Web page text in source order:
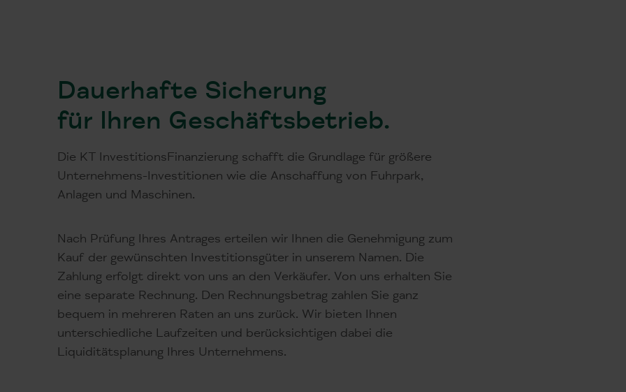
Dauerhafte Sicherung
für Ihren Geschäftsbetrieb.
Die KT InvestitionsFinanzierung schafft die Grundlage für größere
Unternehmens-Investitionen wie die Anschaffung von Fuhrpark,
Anlagen und Maschinen.
Nach Prüfung Ihres Antrages erteilen wir Ihnen die Genehmigung zum
Kauf der gewünschten Investitionsgüter in unserem Namen. Die
Zahlung erfolgt direkt von uns an den Verkäufer. Von uns erhalten Sie
eine separate Rechnung. Den Rechnungsbetrag zahlen Sie ganz
bequem in mehreren Raten an uns zurück. Wir bieten Ihnen
unterschiedliche Laufzeiten und berücksichtigen dabei die
Liquiditätsplanung Ihres Unternehmens.